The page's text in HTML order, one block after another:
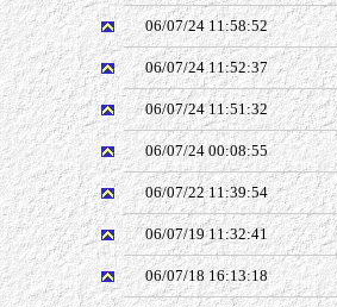
06/07/24 11:58:52
06/07/24 11:52:37
06/07/24 11:51:32
06/07/24 00:08:55
06/07/22 11:39:54
06/07/19 11:32:41
06/07/18 16:13:18